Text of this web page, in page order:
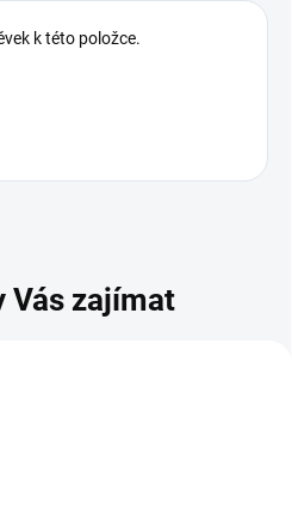
k této položce.
Vás zajímat